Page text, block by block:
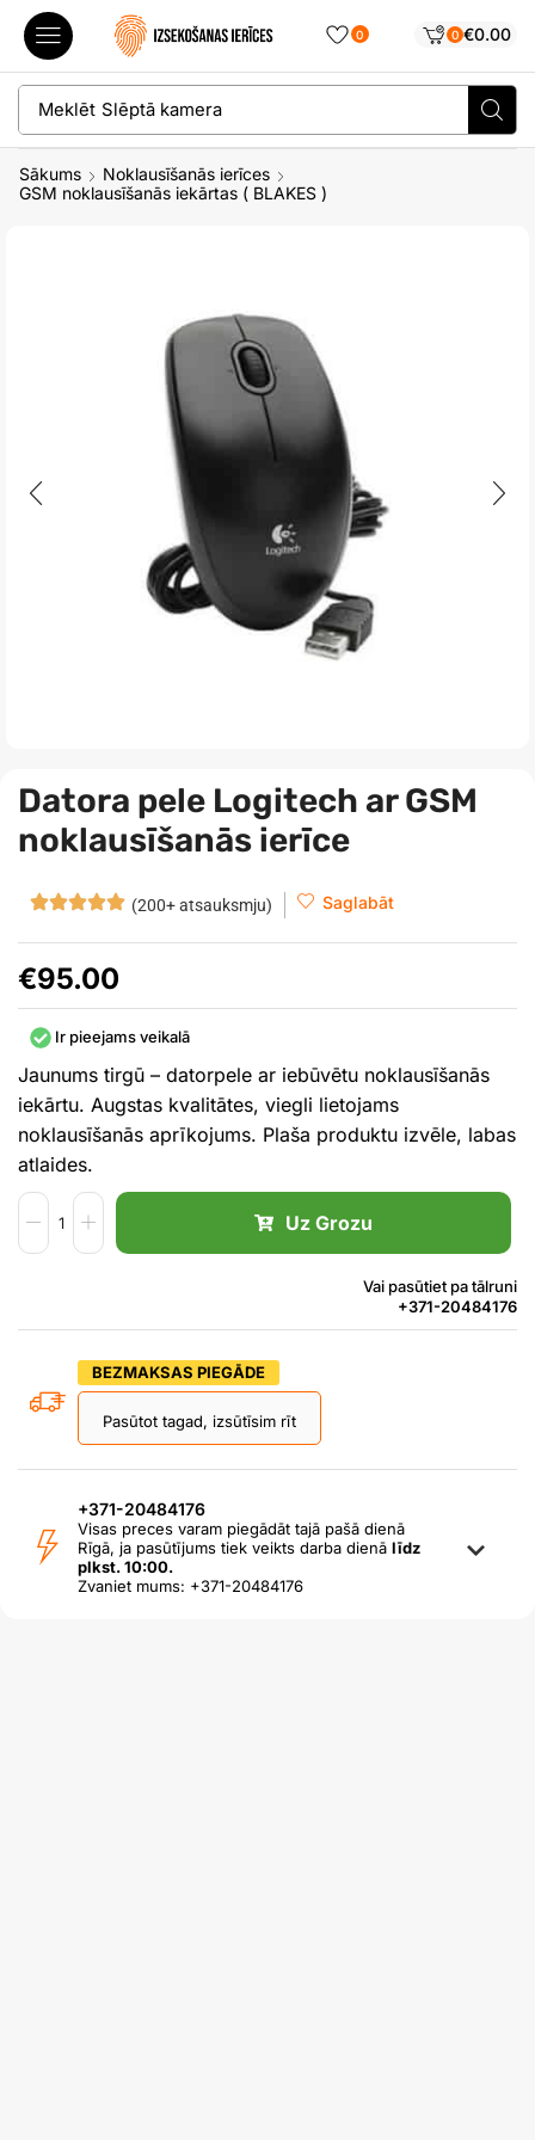
0 0 €0.00
Meklēt Slēptā kamera
Sākums
Noklausīšanās ierīces
GSM noklausīšanās iekārtas ( BLAKES )
Datora pele Logitech ar GSM
noklausīšanās ierīce
(200+ atsauksmju) Saglabāt
€95.00
Ir pieejams veikalā
Jaunums tirgū – datorpele ar iebūvētu noklausīšanās
iekārtu. Augstas kvalitātes, viegli lietojams
noklausīšanās aprīkojums. Plaša produktu izvēle, labas
atlaides.
Uz Grozu
Vai pasūtiet pa tālruni
+371-20484176
BEZMAKSAS PIEGĀDE
Pasūtot tagad, izsūtīsim rīt
+371-20484176
Visas preces varam piegādāt tajā pašā dienā
Rīgā, ja pasūtījums tiek veikts darba dienā līdz
plkst. 10:00.
Zvaniet mums: +371-20484176